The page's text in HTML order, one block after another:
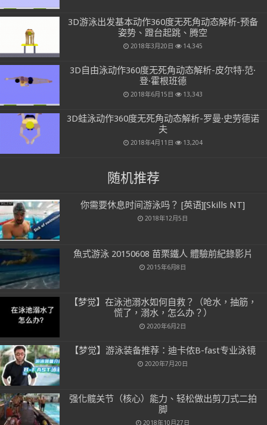
3D游泳出发基本动作360度无死角动态解析-预备
姿势、蹬台起跳、腾空
2018年3月20日 14,345
3D自由泳动作360度无死角动态解析-皮尔特·范·
登·霍根班德
2018年6月15日 13,343
3D蛙泳动作360度无死角动态解析-罗曼·史劳德诺
夫
2018年4月11日 13,204
随机推荐
你需要休息时间游泳吗？ [英语][Skills NT]
2018年12月5日
魚式游泳 20150608 苗栗鐵人 體驗前紀錄影片
2015年6月8日
【梦觉】在泳池溺水如何自救？（呛水，抽筋，
慌了，溺水，怎么办？）
2020年6月2日
【梦觉】游泳装备推荐：迪卡侬B-fast专业泳镜
2020年7月20日
强化髋关节（核心）能力、轻松做出剪刀式二拍
脚
2018年10月27日